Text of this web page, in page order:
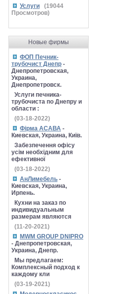
Услуги (19044
Просмотров)
Новые фирмы
ФОП Печник-
трубочист Днепр -
Днепропетровская,
Украина,
Днепропетровск.
Услуги печника-
трубочиста по Днепру и
области :
(03-18-2022)
Фірма АСАВА -
Киевская, Украина, Київ.
Забезпечення офісу
усім необхідним для
ефективної
(03-18-2022)
АнЛимебель -
Киевская, Украина,
Ирпень.
Кухни на заказ по
индивидуальным
размерам являются
(11-20-2021)
MWM GROUP DNIPRO
- Днепропетровская,
Украина, Днепр.
Мы предлагаем:
Комплексный подход к
каждому кли
(03-19-2021)